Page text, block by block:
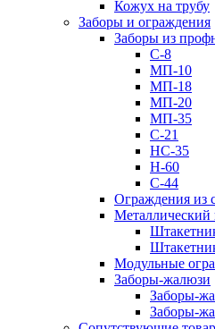
Кожух на трубу
Заборы и ограждения
Заборы из
С-8
МП-10
МП-18
МП-20
МП-35
С-21
НС-35
Н-60
С-44
Ограждения из
Металлический
Модульные
Заборы-жалюзи
Заборы-
Заборы-